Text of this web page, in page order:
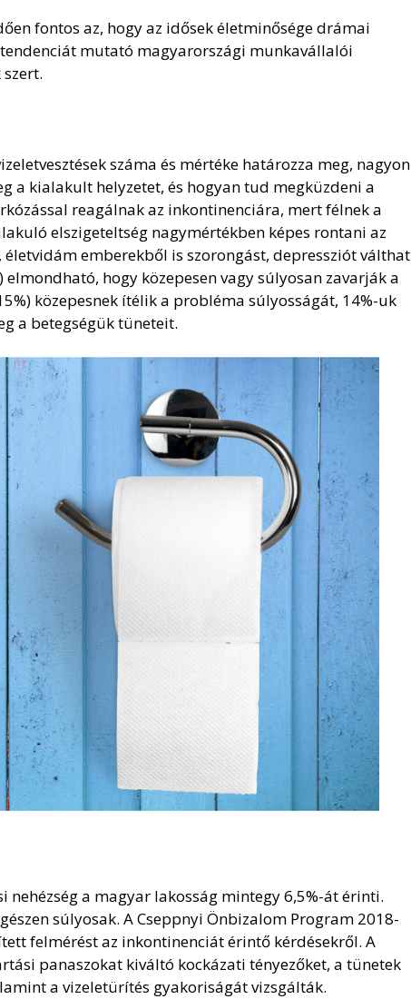
fontos az, hogy az idősek életminősége drámai
mutató magyarországi munkavállalói
száma és mértéke határozza meg, nagyon
a kialakult helyzetet, és hogyan tud megküzdeni a
reagálnak az inkontinenciára, mert félnek a
elszigeteltség nagymértékben képes rontani az
emberekből is szorongást, depressziót válthat
hogy közepesen vagy súlyosan zavarják a
közepesnek ítélik a probléma súlyosságát, 14%-uk
a betegségük tüneteit.
nehézség a magyar lakosság mintegy 6,5%-át érinti.
súlyosak. A Cseppnyi Önbizalom Program 2018-
felmérést az inkontinenciát érintő kérdésekről. A
panaszokat kiváltó kockázati tényezőket, a tünetek
a vizeletürítés gyakoriságát vizsgálták.